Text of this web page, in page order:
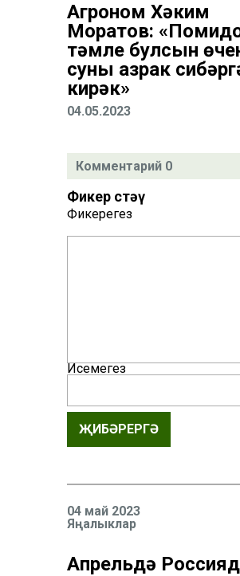
Агроном Хәким
Моратов:
тәмле булсын
суны азрак
кирәк»
04.05.2023
Комментарий 0
Фикер өстәү
Фикерегез
Исемегез
ҖИБӘРЕРГӘ
04 май 2023
Яңалыклар
Апрельдә